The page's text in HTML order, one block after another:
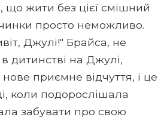
що жити без цієї смішний
просто неможливо.
Джулі!" Брайса, не
дитинстві на Джулі,
приємне відчуття, і це
коли подорослішала
забувати про свою